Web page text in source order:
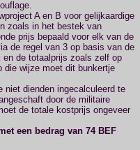
A en B voor gelijkaardige
zoals in het bestek van
prijs bepaald voor elk van de
de regel van 3 op basis van de
de totaalprijs zoals zelf op
die wijze moet dit bunkertje
niet dienden ingecalculeerd te
door de militaire
de totale kostprijs ongeveer
een bedrag van 74 BEF